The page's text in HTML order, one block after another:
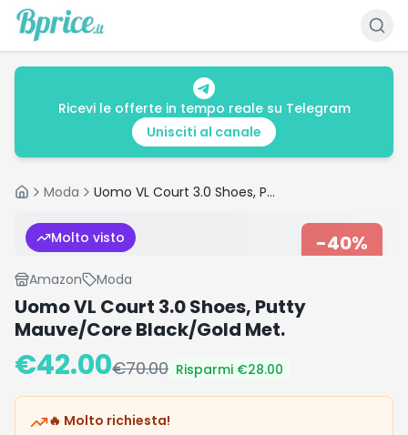
Ricevi le offerte in tempo reale su Telegram
Unisciti al canale
HomeModa Uomo VL Court 3.0 Shoes, Putty Mauve/Core Black/Gold Met.
Molto visto -40%
Amazon Moda
Uomo VL Court 3.0 Shoes, Putty
Mauve/Core Black/Gold Met.
€42.00€70.00 Risparmi €28.00
🔥 Molto richiesta!